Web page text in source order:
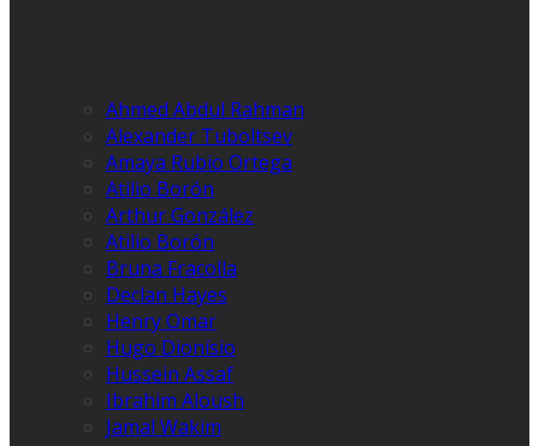
Ahmed Abdul Rahman
Alexander Tuboltsev
Amaya Rubio Ortega
Atilio Borón
Arthur González
Atilio Borón
Bruna Fracolla
Declan Hayes
Henry Omar
Hugo Dionísio
Hussein Assaf
Ibrahim Aloush
Jamal Wakim